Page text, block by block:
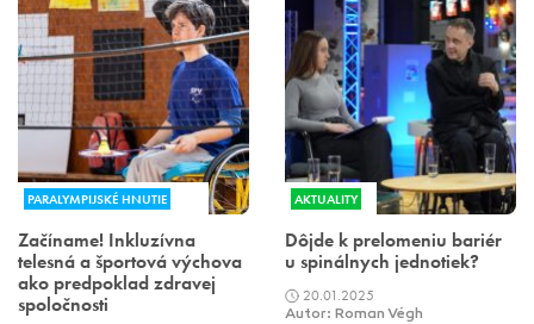
PARALYMPIJSKÉ HNUTIE
Začíname! Inkluzívna
telesná a športová výchova
ako predpoklad zdravej
spoločnosti
AKTUALITY
Dôjde k prelomeniu bariér
u spinálnych jednotiek?
20.01.2025
Autor: Roman Végh